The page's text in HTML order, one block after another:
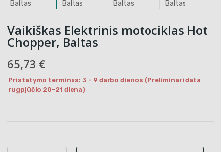
Vaikiškas Elektrinis motociklas Hot
Chopper, Baltas
65,73 €
Pristatymo terminas: 3 - 9 darbo dienos (Preliminari data
rugpjūčio 20-21 diena)